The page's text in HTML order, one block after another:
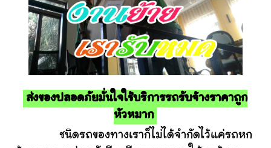
ส่งของปลอดภัยมั่นใจใช้บริการรถรับจ้างราคาถูก
หัวหมาก
ชนิดรถของทางเราก็ไม่ได้จำกัดไว้แค่รถหก